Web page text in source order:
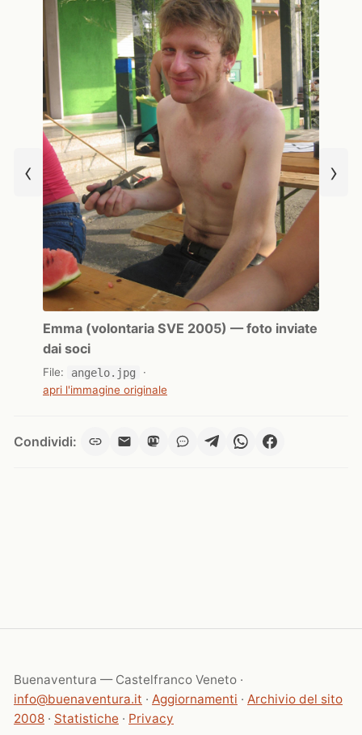
‹
Emma (volontaria SVE 2005) — foto inviate
dai soci
File: angelo.jpg
·
apri l'immagine originale
›
Condividi:
Buenaventura — Castelfranco Veneto ·
info@buenaventura.it · Aggiornamenti · Archivio del sito
2008 · Statistiche · Privacy